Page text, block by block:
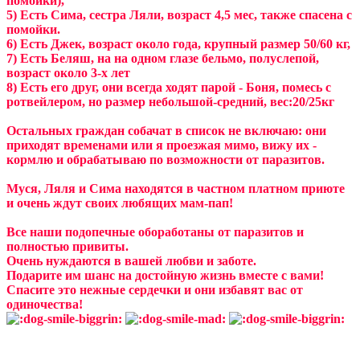
5) Есть Сима, сестра Ляли, возраст 4,5 мес, также спасена с
помойки.
6) Есть Джек, возраст около года, крупный размер 50/60 кг,
7) Есть Беляш, на на одном глазе бельмо, полуслепой,
возраст около 3-х лет
8) Есть его друг, они всегда ходят парой - Боня, помесь с
ротвейлером, но размер небольшой-средний, вес:20/25кг
Остальных граждан собачат в список не включаю: они
приходят временами или я проезжая мимо, вижу их -
кормлю и обрабатываю по возможности от паразитов.
Муся, Ляля и Сима находятся в частном платном приюте
и очень ждут своих любящих мам-пап!
Все наши подопечные обоработаны от паразитов и
полностью привиты.
Очень нуждаются в вашей любви и заботе.
Подарите им шанс на достойную жизнь вместе с вами!
Спасите это нежные сердечки и они избавят вас от
одиночества!